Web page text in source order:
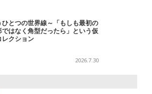
とつの世界線～「もしも最初の
はなく角型だったら」という仮
レクション
2026.7.30